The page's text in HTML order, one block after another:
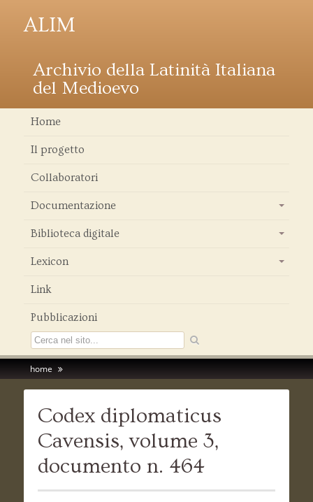
ALIM
Archivio della Latinità Italiana
del Medioevo
Home
Il progetto
Collaboratori
Documentazione
Biblioteca digitale
Lexicon
Link
Pubblicazioni
home
Codex diplomaticus
Cavensis, volume 3,
documento n. 464